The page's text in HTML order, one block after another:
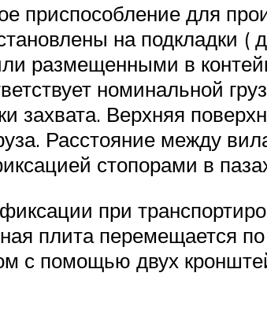
приспособление для
на подкладки (
размещенными в
номинальной
Верхняя
Расстояние между
стопорами в
при
плита перемещается
с помощью двух